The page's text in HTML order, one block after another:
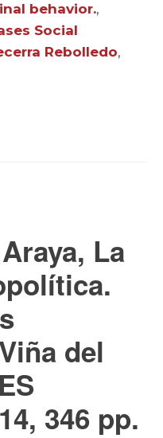
behavior.,
Social
Rebolledo,
La
del
346 pp.